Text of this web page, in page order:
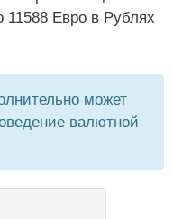
11588 Евро в Рублях
может
валютной